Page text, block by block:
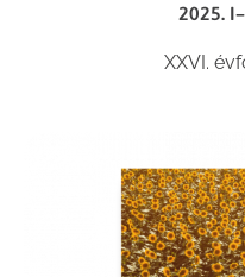
2025.
XXVI.